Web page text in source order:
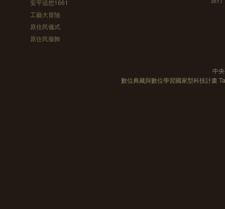
安平追想1661
工藝大冒險
原住民儀式
原住民服飾
中
數位典藏與數位學習國家型科技計畫